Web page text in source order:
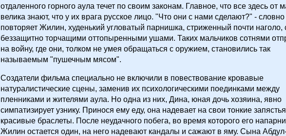
отдаленного горного аула течет по своим законам. Главное, что все здесь от
велика знают, что у их врага русское лицо. "Что они с нами сделают?" -
повторяет Жилин, худенький угловатый парнишка, стриженный почти наголо,
беззащитно торчащими оттопыренными ушами. Таких мальчиков сотнями
на войну, где они, толком не умея обращаться с оружием, становились так
называемым "пушечным мясом".
Создатели фильма специально не включили в повествование кровавые
натуралистические сцены, заменив их психологическими поединками между
пленниками и жителями аула. Но одна из них, Дина, юная дочь хозяина, явно
симпатизирует узнику. Принося ему еду, она надевает на свои тонкие
красивые браслеты. После неудачного побега, во время которого его
Жилин остается один, на него надевают кандалы и сажают в яму. Сына